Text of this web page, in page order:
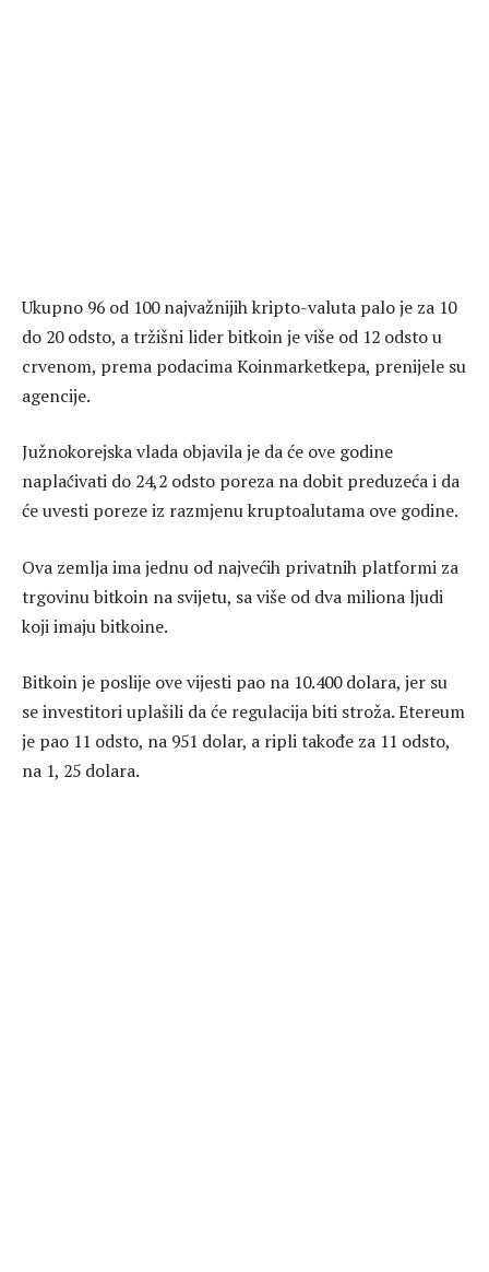
Ukupno 96 od 100 najvažnijih kripto-valuta palo je za 10
do 20 odsto, a tržišni lider bitkoin je više od 12 odsto u
crvenom, prema podacima Koinmarketkepa, prenijele su
agencije.
Јužnokorejska vlada objavila je da će ove godine
naplać́ivati do 24,2 odsto poreza na dobit preduzeća i da
će uvesti poreze iz razmjenu kruptoalutama ove godine.
Ova zemlja ima jednu od najvećih privatnih platformi za
trgovinu bitkoin na svijetu, sa više od dva miliona ljudi
koji imaju bitkoine.
Bitkoin je poslije ove vijesti pao na 10.400 dolara, jer su
se investitori uplašili da će regulacija biti stroža. Etereum
je pao 11 odsto, na 951 dolar, a ripli takođe za 11 odsto,
na 1, 25 dolara.